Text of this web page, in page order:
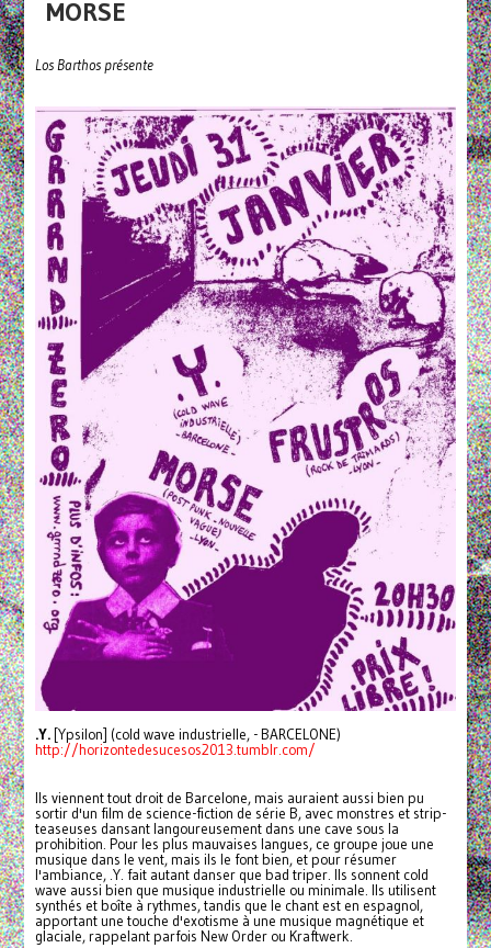
MORSE
Los Barthos présente
.Y.[Ypsilon] (cold wave industrielle, - BARCELONE)
http://horizontedesucesos2013.tumblr.com/
Ils viennent tout droit de Barcelone, mais auraient aussi bien pu
sortir d'un film de science-fiction de série B, avec monstres et strip-
teaseuses dansant langoureusement dans une cave sous la
prohibition. Pour les plus mauvaises langues, ce groupe joue une
musique dans le vent, mais ils le font bien, et pour résumer
l'ambiance, .Y. fait autant danser que bad triper. Ils sonnent cold
wave aussi bien que musique industrielle ou minimale. Ils utilisent
synthés et boîte à rythmes, tandis que le chant est en espagnol,
apportant une touche d'exotisme à une musique magnétique et
glaciale, rappelant parfois New Order ou Kraftwerk.